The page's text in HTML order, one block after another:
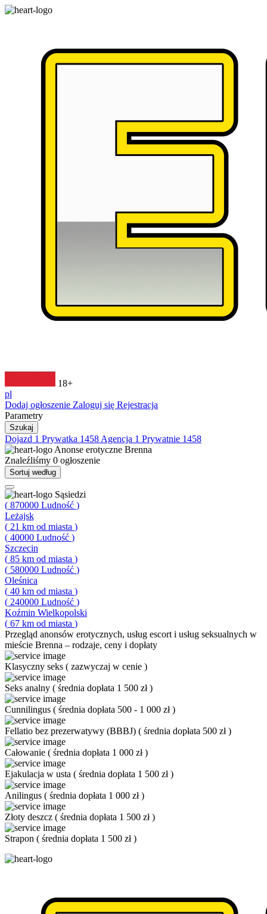
18+
pl
Dodaj ogłoszenie Zaloguj się Rejestracja
Parametry
Szukaj
Dojazd 1 Prywatka 1458 Agencja 1 Prywatnie 1458
Anonse erotyczne Brenna
Znaleźliśmy 0 ogłoszenie
Sortuj według
Sąsiedzi
( 870000 Ludność )
Leżajsk
( 21 km od miasta )
( 40000 Ludność )
Szczecin
( 85 km od miasta )
( 580000 Ludność )
Oleśnica
( 40 km od miasta )
( 240000 Ludność )
Koźmin Wielkopolski
( 67 km od miasta )
Przegląd anonsów erotycznych, usług escort i usług seksualnych w
mieście Brenna – rodzaje, ceny i dopłaty
Klasyczny seks ( zazwyczaj w cenie )
Seks analny ( średnia dopłata 1 500 zł)
Cunnilingus ( średnia dopłata 500 - 1 000 zł)
Fellatio bez prezerwatywy (BBBJ) ( średnia dopłata 500 zł)
Całowanie ( średnia dopłata 1 000 zł)
Ejakulacja w usta ( średnia dopłata 1 500 zł)
Anilingus ( średnia dopłata 1 000 zł)
Złoty deszcz ( średnia dopłata 1 500 zł)
Strapon ( średnia dopłata 1 500 zł)